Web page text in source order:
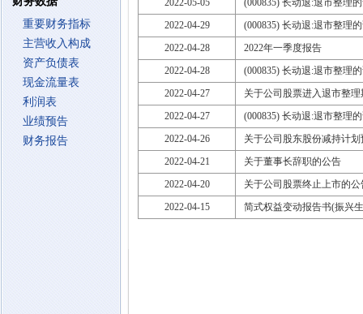
重要财务指标
主营收入构成
资产负债表
现金流量表
利润表
业绩预告
财务报告
2022-05-05
(000835) 长动退:退市整理
2022-04-29
(000835) 长动退:退市整理
2022-04-28
2022年一季度报告
2022-04-28
(000835) 长动退:退市整理
2022-04-27
关于公司股票进入退市整
2022-04-27
(000835) 长动退:退市整理
2022-04-26
关于公司股东股份减持计
2022-04-21
关于董事长辞职的公告
2022-04-20
关于公司股票终止上市的公
2022-04-15
简式权益变动报告书(振兴